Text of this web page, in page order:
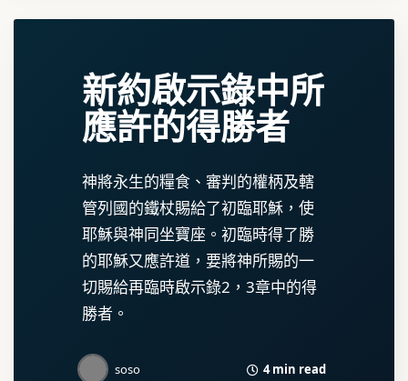
新約啟示錄中所
應許的得勝者
神將永生的糧食、審判的權柄及轄
管列國的鐵杖賜給了初臨耶穌，使
耶穌與神同坐寶座。初臨時得了勝
的耶穌又應許道，要將神所賜的一
切賜給再臨時啟示錄2，3章中的得
勝者。
soso 4 min read